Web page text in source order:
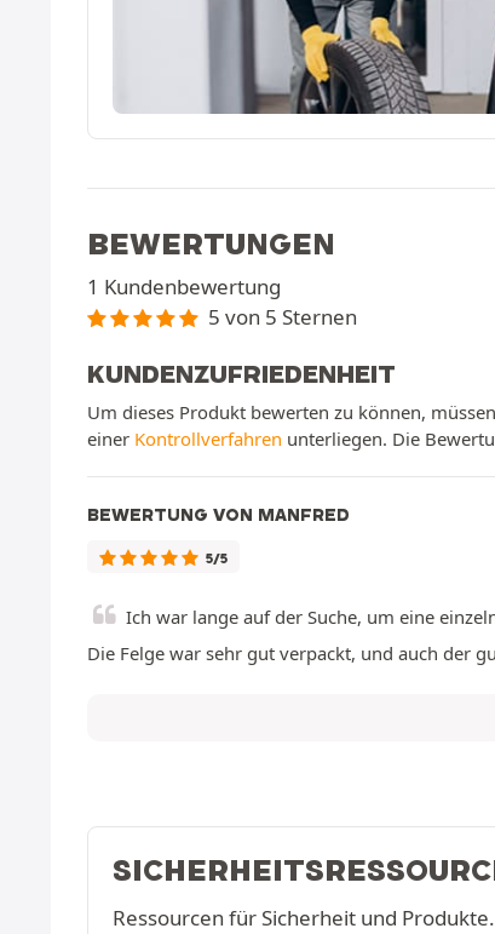
BEWERTUNGEN
1 Kundenbewertung
5 von 5 Sternen
KUNDENZUFRIEDENHEIT
Um dieses Produkt bewerten zu können,
einer Kontrollverfahren unterliegen. Die
BEWERTUNG VON MANFRED
5/5
Ich war lange auf der Suche, um eine
Die Felge war sehr gut verpackt, und auch der
Ressourcen für Sicherheit und Produkte.